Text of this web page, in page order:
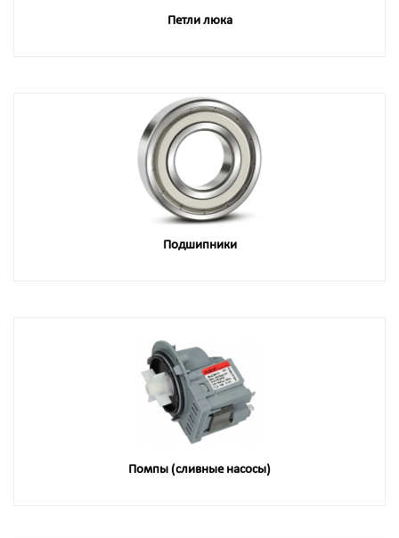
Петли люка
Подшипники
Помпы (сливные насосы)